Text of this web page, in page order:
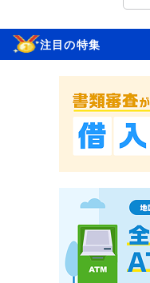
注目の特集